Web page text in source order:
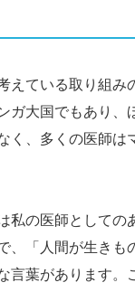
えている取り組
ガ大国でもあり
、多くの医師は
私の医師としての
、「人間が生きも
葉があります。